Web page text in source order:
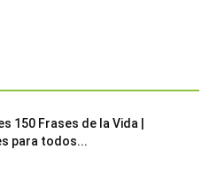
150 Frases de la Vida |
para todos...